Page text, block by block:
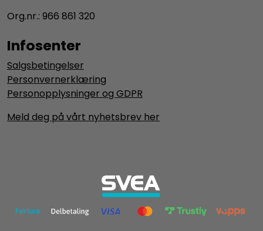
Org.nr.: 966 861 320
Infosenter
Salgsbetingelser
Personvernerklæring
Personopplysninger og GDPR
Meld deg på vårt nyhetsbrev her